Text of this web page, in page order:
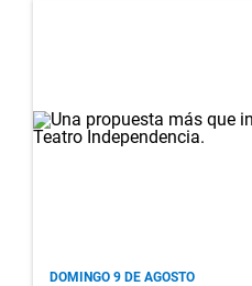
DOMINGO 9 DE AGOSTO